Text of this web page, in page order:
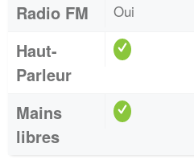
Radio FM Oui
Haut-
Parleur
Mains
libres